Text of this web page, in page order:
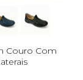
Couro Com